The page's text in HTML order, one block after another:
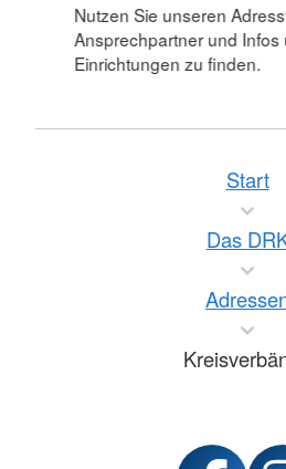
Nutzen Sie unseren
Ansprechpartner und Infos
Einrichtungen zu finden.
Start
Das